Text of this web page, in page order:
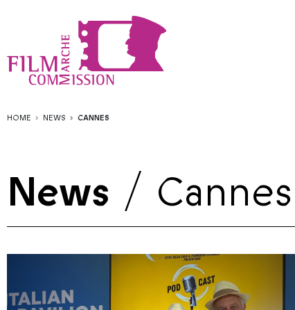
HOME NEWS CANNES
News / Cannes